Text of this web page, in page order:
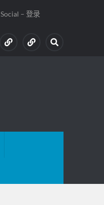
Social – 登录